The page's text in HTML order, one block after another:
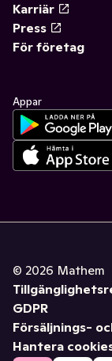
Karriär
Press
För företag
Appar
© 2026 Mathem
GDPR
Försäljnings-
Hantera